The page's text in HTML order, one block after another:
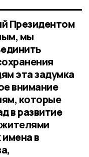
Президентом
мы
эта задумка
внимание
которые
в развитие
в